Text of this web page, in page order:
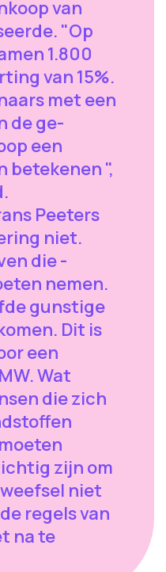
van
"Op
1.800
van 15%.
met een
de ge­
een
betekenen ",
Peeters
niet.
die
nemen.
gunstige
Dit is
een
Wat
die zich
zijn om
niet
regels van
na te